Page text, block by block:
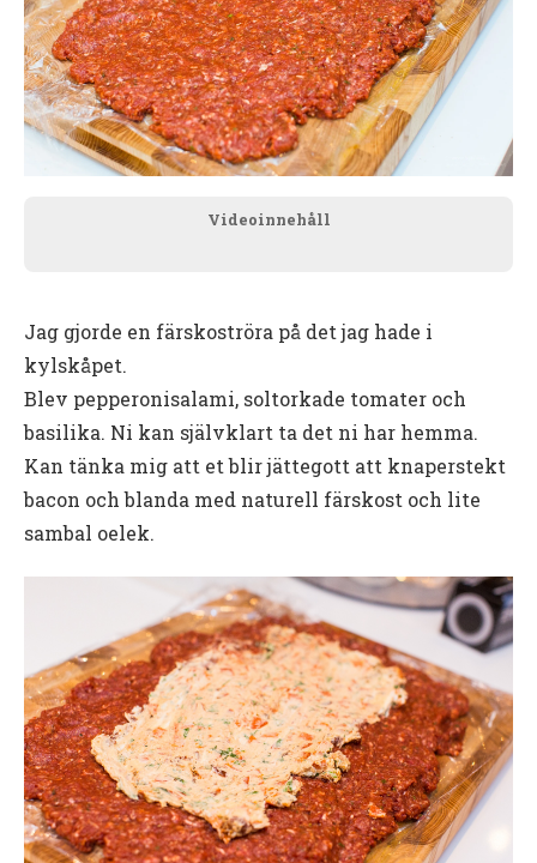
Videoinnehåll
Jag gjorde en färskoströra på det jag hade i
kylskåpet.
Blev pepperonisalami, soltorkade tomater och
basilika. Ni kan självklart ta det ni har hemma.
Kan tänka mig att et blir jättegott att knaperstekt
bacon och blanda med naturell färskost och lite
sambal oelek.